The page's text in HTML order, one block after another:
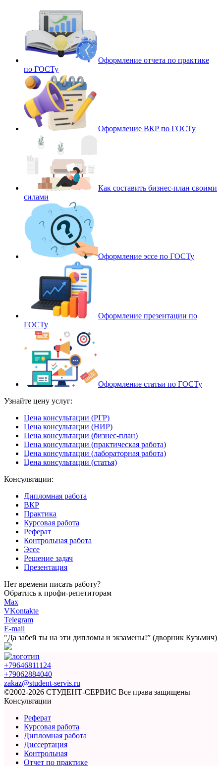
Оформление отчета по практике
по ГОСТу
Оформление ВКР по ГОСТу
Как составить бизнес-план своими
силами
Оформление эссе по ГОСТу
Оформление презентации по
ГОСТу
Оформление статьи по ГОСТу
Узнайте цену услуг:
Цена консультации (РГР)
Цена консультации (НИР)
Цена консультации (бизнес-план)
Цена консультации (практическая работа)
Цена консультации (лабораторная работа)
Цена консультации (статья)
Консультации:
Дипломная работа
ВКР
Практика
Курсовая работа
Реферат
Контрольная работа
Эссе
Решение задач
Презентация
Нет времени писать работу?
Обратись к профи-репетиторам
Max
VKontakte
Telegram
E-mail
"Да забей ты на эти дипломы и экзамены!” (дворник Кузьмич)
+79646811124
+79062884040
zakaz@student-servis.ru
©2002-2026 СТУДЕНТ-СЕРВИС Все права защищены
Консультации
Реферат
Курсовая работа
Дипломная работа
Диссертация
Контрольная
Отчет по практике